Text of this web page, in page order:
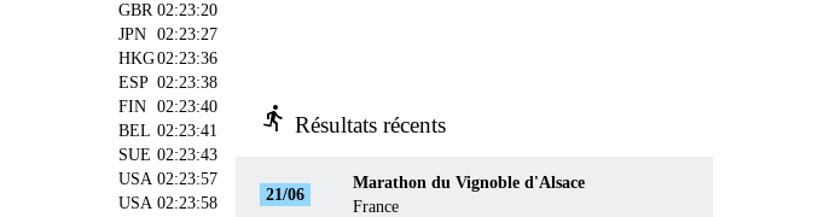
GBR 02:23:20
JPN 02:23:27
HKG02:23:36
ESP 02:23:38
FIN 02:23:40
BEL 02:23:41
SUE 02:23:43
USA 02:23:57
USA 02:23:58
directions_run Résultats récents
21/06
Marathon du Vignoble d'Alsace
France